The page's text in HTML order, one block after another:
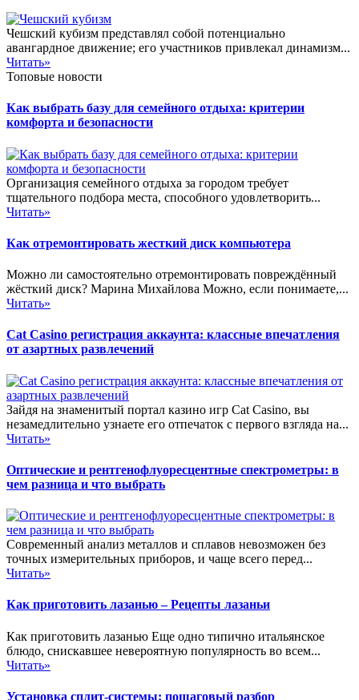
Чешский кубизм представлял собой потенциально
авангардное движение; его участников привлекал динамизм...
Читать»
Топовые новости
Как выбрать базу для семейного отдыха: критерии
комфорта и безопасности
Организация семейного отдыха за городом требует
тщательного подбора места, способного удовлетворить...
Читать»
Как отремонтировать жесткий диск компьютера
Можно ли самостоятельно отремонтировать повреждённый
жёсткий диск? Марина Михайлова Можно, если понимаете,...
Читать»
Cat Casino регистрация аккаунта: классные впечатления
от азартных развлечений
Зайдя на знаменитый портал казино игр Cat Casino, вы
незамедлительно узнаете его отпечаток с первого взгляда на...
Читать»
Оптические и рентгенофлуоресцентные спектрометры: в
чем разница и что выбрать
Современный анализ металлов и сплавов невозможен без
точных измерительных приборов, и чаще всего перед...
Читать»
Как приготовить лазанью – Рецепты лазаньи
Как приготовить лазанью Еще одно типично итальянское
блюдо, снискавшее невероятную популярность во всем...
Читать»
Установка сплит-системы: пошаговый разбор